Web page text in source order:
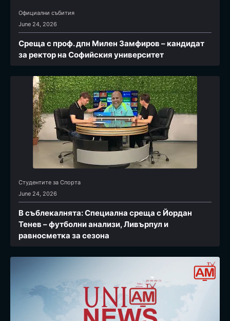
Официални събития
June 24, 2026
Среща с проф. дпн Милен Замфиров – кандидат
за ректор на Софийския университет
Студентите за Спортa
June 24, 2026
В съблекалнята: Специална среща с Йордан
Тенев – футболни анализи, Ливърпул и
равносметка за сезона